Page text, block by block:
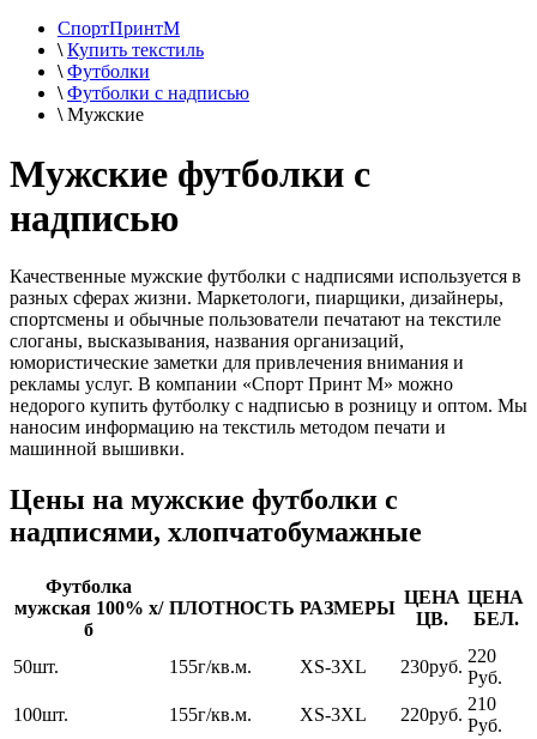
СпортПринтМ
\Купить текстиль
\Футболки
\Футболки с надписью
\Мужские
Мужские футболки с
надписью
Качественные мужские футболки с надписями используется в
разных сферах жизни. Маркетологи, пиарщики, дизайнеры,
спортсмены и обычные пользователи печатают на текстиле
слоганы, высказывания, названия организаций,
юмористические заметки для привлечения внимания и
рекламы услуг. В компании «Спорт Принт М» можно
недорого купить футболку с надписью в розницу и оптом. Мы
наносим информацию на текстиль методом печати и
машинной вышивки.
Цены на мужские футболки с
надписями, хлопчатобумажные
Футболка
мужская 100% х/
б
ПЛОТНОСТЬ РАЗМЕРЫ
ЦЕНА
ЦВ.
ЦЕНА
БЕЛ.
50шт. 155г/кв.м. XS-3XL 230руб.
220
Руб.
100шт.
155г/кв.м. XS-3XL 220руб.
210
Руб.